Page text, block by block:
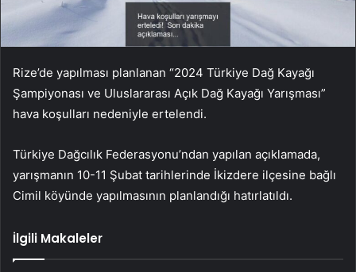
Rize’de yapılması planlanan “2024 Türkiye Dağ Kayağı
Şampiyonası ve Uluslararası Açık Dağ Kayağı Yarışması”
hava koşulları nedeniyle ertelendi.
Türkiye Dağcılık Federasyonu’ndan yapılan açıklamada,
yarışmanın 10-11 Şubat tarihlerinde İkizdere ilçesine bağlı
Cimil köyünde yapılmasının planlandığı hatırlatıldı.
İlgili Makaleler